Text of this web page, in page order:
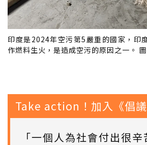
印度是2024年空污第5嚴重的國家，印
作燃料生火，是造成空污的原因之一。
Take action！加入《倡議
「一個人為社會付出很